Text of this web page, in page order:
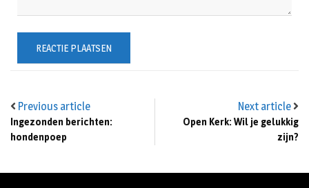
Previous article
Ingezonden berichten:
hondenpoep
Next article
Open Kerk: Wil je gelukkig
zijn?